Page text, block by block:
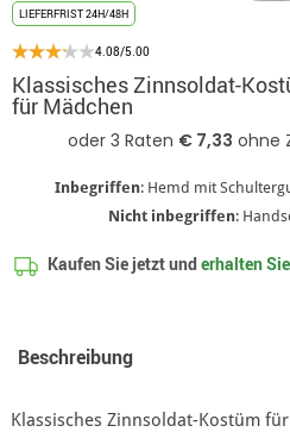
LIEFERFRIST 24H/48H
4.08/5.00
Klassisches Zinnsoldat-
für Mädchen
Inbegriffen: Hemd mit
Nicht inbegriffen:
Kaufen Sie jetzt underhalten
Beschreibung
Klassisches Zinnsoldat-Kostüm